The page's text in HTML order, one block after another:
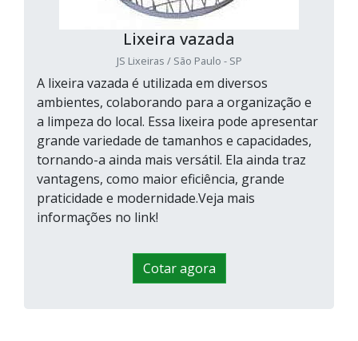
Lixeira vazada
JS Lixeiras / São Paulo - SP
A lixeira vazada é utilizada em diversos
ambientes, colaborando para a organização e
a limpeza do local. Essa lixeira pode apresentar
grande variedade de tamanhos e capacidades,
tornando-a ainda mais versátil. Ela ainda traz
vantagens, como maior eficiência, grande
praticidade e modernidade.Veja mais
informações no link!
Cotar agora